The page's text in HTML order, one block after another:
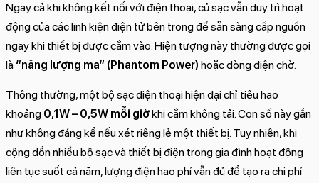
Ngay cả khi không kết nối với điện thoại, củ sạc vẫn duy trì hoạt
động của các linh kiện điện tử bên trong để sẵn sàng cấp nguồn
ngay khi thiết bị được cắm vào. Hiện tượng này thường được gọi
là “năng lượng ma” (Phantom Power) hoặc dòng điện chờ.
Thông thường, một bộ sạc điện thoại hiện đại chỉ tiêu hao
khoảng 0,1W – 0,5W mỗi giờkhi cắm không tải. Con số này gần
như không đáng kể nếu xét riêng lẻ một thiết bị. Tuy nhiên, khi
cộng dồn nhiều bộ sạc và thiết bị điện trong gia đình hoạt động
liên tục suốt cả năm, lượng điện hao phí vẫn đủ để tạo ra chi phí